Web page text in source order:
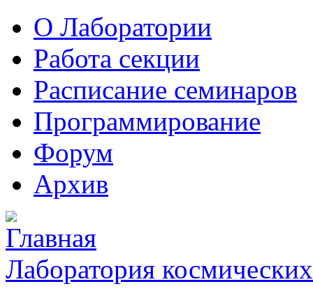
О Лаборатории
Работа секции
Расписание семинаров
Программирование
Форум
Архив
Лаборатория